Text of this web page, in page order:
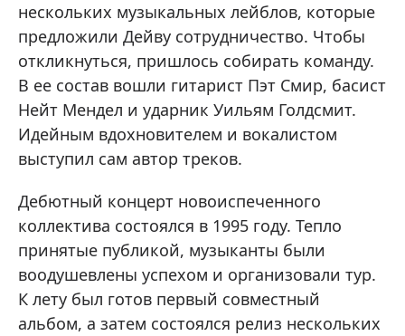
нескольких музыкальных лейблов, которые
предложили Дейву сотрудничество. Чтобы
откликнуться, пришлось собирать команду.
В ее состав вошли гитарист Пэт Смир, басист
Нейт Мендел и ударник Уильям Голдсмит.
Идейным вдохновителем и вокалистом
выступил сам автор треков.
Дебютный концерт новоиспеченного
коллектива состоялся в 1995 году. Тепло
принятые публикой, музыканты были
воодушевлены успехом и организовали тур.
К лету был готов первый совместный
альбом, а затем состоялся релиз нескольких